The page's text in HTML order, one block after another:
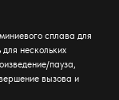
сплава для
нескольких
пауза,
вызова и